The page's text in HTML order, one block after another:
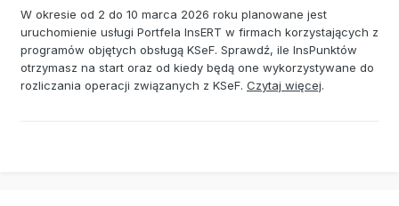
W okresie od 2 do 10 marca 2026 roku planowane jest
uruchomienie usługi Portfela InsERT w firmach korzystających z
programów objętych obsługą KSeF. Sprawdź, ile InsPunktów
otrzymasz na start oraz od kiedy będą one wykorzystywane do
rozliczania operacji związanych z KSeF. Czytaj więcej.